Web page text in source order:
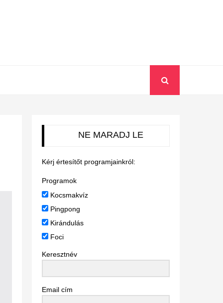
NE MARADJ LE
Kérj értesítőt programjainkról:
Programok
Kocsmakvíz
Pingpong
Kirándulás
Foci
Keresztnév
Email cím